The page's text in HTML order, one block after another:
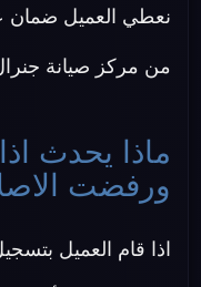
نعطي العميل ضمان
من مركز صيانة
ماذا يحدث
ورفضت
اذا قام العميل